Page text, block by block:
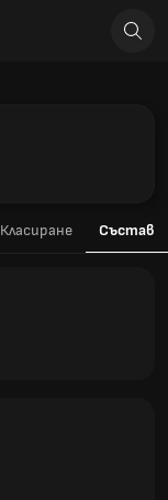
Класиране Състав